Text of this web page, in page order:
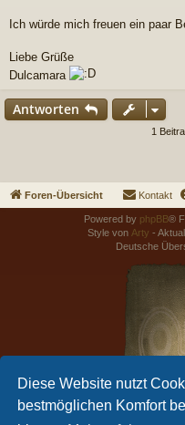
Diese Website nutzt
bestmöglichen Komfort
Ich würde mich freuen ein paar
Liebe Grüße
Dulcamara
Antworten
1
Foren-Übersicht Kontakt
Powered by phpBB®
Style von Arty -
Deutsche